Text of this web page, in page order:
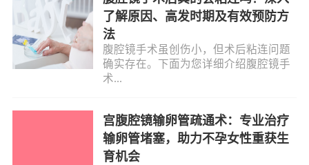
了解原因、高发时期及有效预防方
法
腹腔镜手术虽创伤小，但术后粘连问题
确实存在。下面为您详细介绍腹腔镜手
术...
宫腹腔镜输卵管疏通术：专业治疗
输卵管堵塞，助力不孕女性重获生
育机会